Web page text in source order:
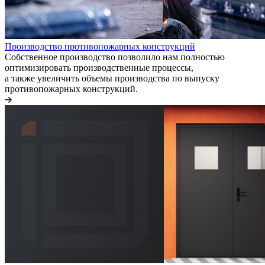
Производство противопожарных конструкций
Собственное производство позволило нам полностью
оптимизировать производственные процессы,
а также увеличить объемы производства по выпуску
противопожарных конструкций.